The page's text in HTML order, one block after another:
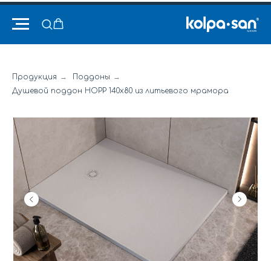
Продукция → Поддоны →
Душевой поддон HOPP 140x80 из литьевого мрамора